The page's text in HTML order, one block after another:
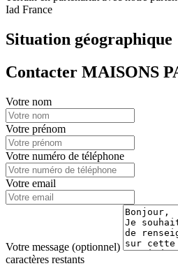
Iad France
Situation géographique
Contacter MAISONS
Votre nom
Votre prénom
Votre numéro de téléphone
Votre email
Votre message (optionnel)
caractères restants